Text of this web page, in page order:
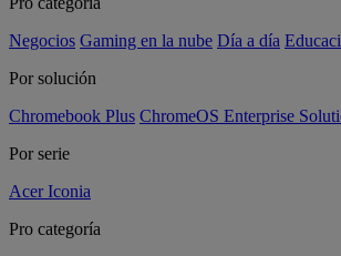
Negocios Gaming en la nube Día a día
Por solución
Chromebook Plus ChromeOS Enterprise
Por serie
Acer Iconia
Pro categoría